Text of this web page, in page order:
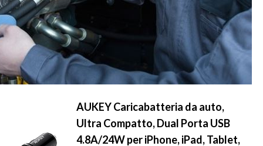
AUKEY Caricabatteria da auto,
Ultra Compatto, Dual Porta USB
4.8A/24W per iPhone, iPad, Tablet,